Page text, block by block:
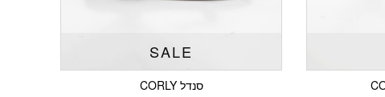
SALE
סנדל CORLY